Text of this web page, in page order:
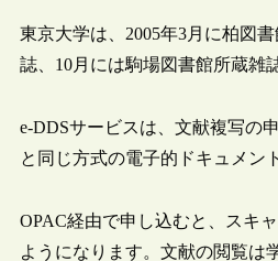
東京大学は、2005年3月に柏図
誌、10月には駒場図書館所蔵雑
e-DDSサービスは、文献複写の
と同じ方式の電子的ドキュメン
OPAC経由で申し込むと、スキ
ようになります。文献の閲覧は